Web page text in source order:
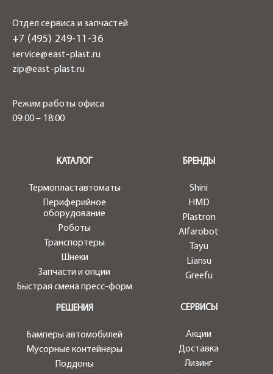
Отдел сервиса и запчастей
+7 (495) 249-11-36
service@east-plast.ru
zip@east-plast.ru
Режим работы офиса
09:00 – 18:00
КАТАЛОГ
Термопластавтоматы
Периферийное
оборудование
Роботы
Транспортеры
Шнеки
Запчасти и опции
Быстрая смена пресс-форм
БРЕНДЫ
Shini
HMD
Plastron
Alfarobot
Tayu
Liansu
Greefu
СЕРВИСЫ
Акции
Доставка
Лизинг
РЕШЕНИЯ
Бамперы автомобилей
Мусорные контейнеры
Поддоны